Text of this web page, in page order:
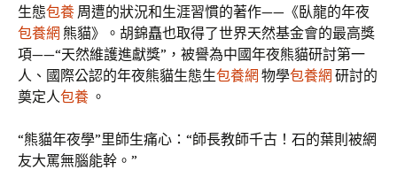
生態包養 周遭的狀況和生涯習慣的著作——《臥龍的年夜
包養網 熊貓》。胡錦矗也取得了世界天然基金會的最高獎
項——“天然維護進獻獎”，被譽為中國年夜熊貓研討第一
人、國際公認的年夜熊貓生態生包養網 物學包養網 研討的
奠定人包養 。
“熊貓年夜學”里師生痛心：“師長教師千古！石的葉則被網
友大罵無腦能幹。”